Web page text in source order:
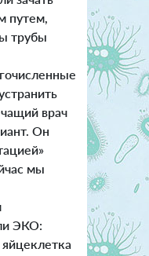
путем,
трубы
врач
Он
мы
ЭКО: